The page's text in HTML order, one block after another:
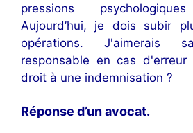
pressions
Aujourd’hui, je dois subir
opérations. J'aimerais
responsable en cas
droit à une indemnisation ?
Réponse d’un avocat.